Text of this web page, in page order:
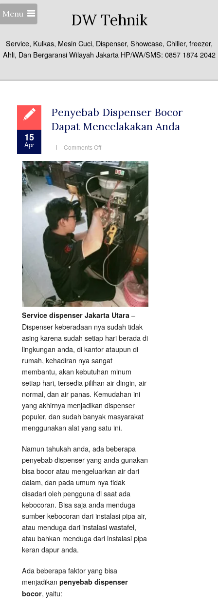
Menu DW Tehnik
Service, Kulkas, Mesin Cuci, Dispenser, Showcase, Chiller, freezer,
Ahli, Dan Bergaransi Wilayah Jakarta HP/WA/SMS: 0857 1874 2042
15
Apr
Penyebab Dispenser Bocor
Dapat Mencelakakan Anda
Comments Offon
Bocor
Dapat
Mencelakakan
Anda
Service dispenser Jakarta Utara –
Dispenser keberadaan nya sudah tidak
asing karena sudah setiap hari berada di
lingkungan anda, di kantor ataupun di
rumah, kehadiran nya sangat
membantu, akan kebutuhan minum
setiap hari, tersedia pilihan air dingin, air
normal, dan air panas. Kemudahan ini
yang akhirnya menjadikan dispenser
populer, dan sudah banyak masyarakat
menggunakan alat yang satu ini.
Namun tahukah anda, ada beberapa
penyebab dispenser yang anda gunakan
bisa bocor atau mengeluarkan air dari
dalam, dan pada umum nya tidak
disadari oleh pengguna di saat ada
kebocoran. Bisa saja anda menduga
sumber kebocoran dari instalasi pipa air,
atau menduga dari instalasi wastafel,
atau bahkan menduga dari instalasi pipa
keran dapur anda.
Ada beberapa faktor yang bisa
menjadikan penyebab dispenser
bocor, yaitu: